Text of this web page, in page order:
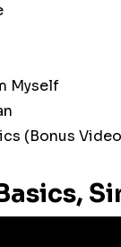
Myself
(Bonus